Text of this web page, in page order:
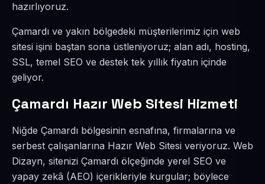
hazırlıyoruz.
Çamardı ve yakın bölgedeki müşterilerimiz için web
sitesi işini baştan sona üstleniyoruz; alan adı, hosting,
SSL, temel SEO ve destek tek yıllık fiyatın içinde
geliyor.
Çamardı Hazır Web Sitesi Hizmeti
Niğde Çamardı bölgesinin esnafına, firmalarına ve
serbest çalışanlarına Hazır Web Sitesi veriyoruz. Web
Dizayn, sitenizi Çamardı ölçeğinde yerel SEO ve
yapay zekâ (AEO) içerikleriyle kurgular; böylece